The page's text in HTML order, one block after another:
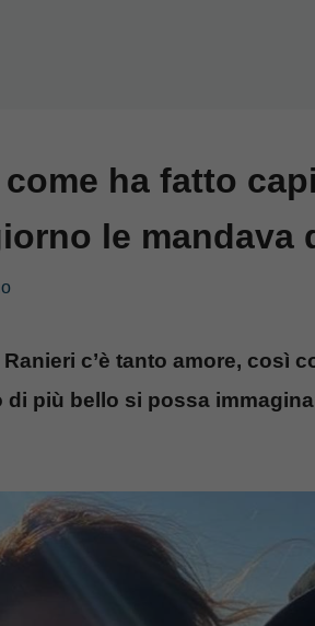
ha fatto
le mandava
c’è tanto amore, così
più bello si possa